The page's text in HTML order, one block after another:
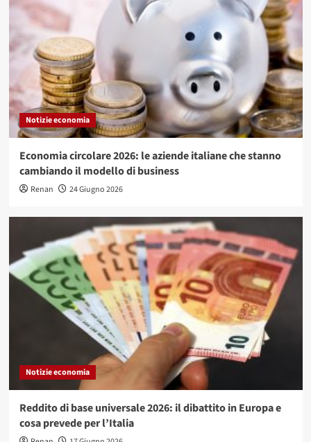
Notizie economia
Economia circolare 2026: le aziende italiane che stanno
cambiando il modello di business
Renan 24 Giugno 2026
Notizie economia
Reddito di base universale 2026: il dibattito in Europa e
cosa prevede per l’Italia